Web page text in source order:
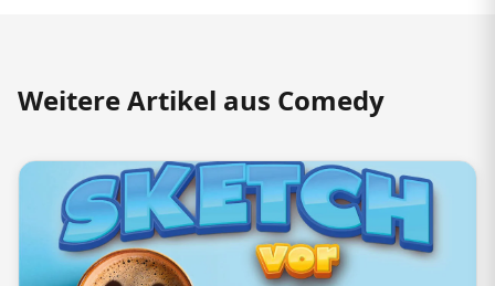
Weitere Artikel aus Comedy